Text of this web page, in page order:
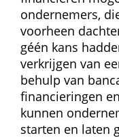
ondernemers,
voorheen
géén kans
verkrijgen van
behulp van
financieringen
kunnen
starten en laten